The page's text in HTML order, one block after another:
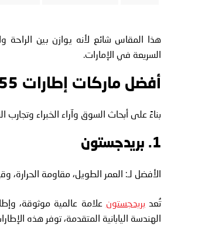
هذا المقاس شائع لأنه يوازن بين الراحة
السريعة في الإمارات.
أفضل ماركات إطارات 205/55 R16 في الإمارات (2026)
بناءً على أبحاث السوق وآراء الخبراء وتجارب
1. بريدجستون
الأفضل لـ: العمر الطويل، مقاومة الحرارة،
تُعد بريدجستون
الهندسة اليابانية المتقدمة، توفر هذه